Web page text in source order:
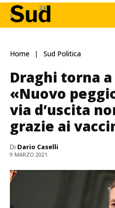
Home Sud Politica
Draghi torna
«Nuovo
via d’uscita
grazie ai
Di Dario Caselli
9 MARZO 2021